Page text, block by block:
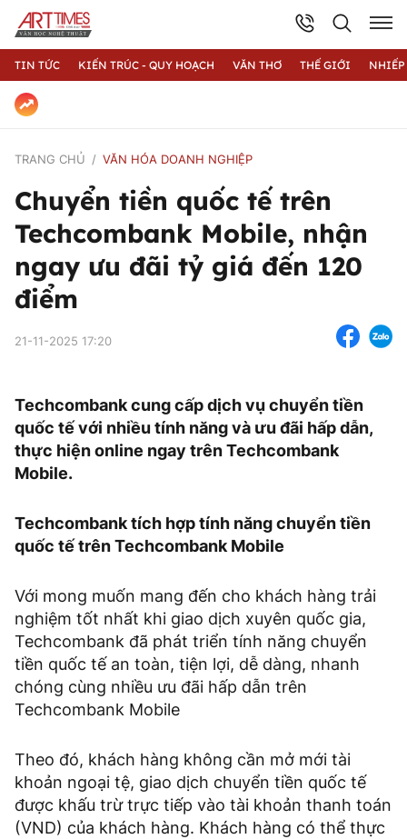
TIN TỨC KIẾN TRÚC - QUY HOẠCH VĂN THƠ THẾ GIỚI
TRANG CHỦ VĂN HÓA DOANH NGHIỆP
Chuyển tiền quốc tế trên
Techcombank Mobile, nhận
ngay ưu đãi tỷ giá đến 120
điểm
21-11-2025 17:20
Techcombank cung cấp dịch vụ chuyển tiền
quốc tế với nhiều tính năng và ưu đãi hấp dẫn,
thực hiện online ngay trên Techcombank
Mobile.
Techcombank tích hợp tính năng chuyển tiền
quốc tế trên Techcombank Mobile
Với mong muốn mang đến cho khách hàng trải
nghiệm tốt nhất khi giao dịch xuyên quốc gia,
Techcombank đã phát triển tính năng chuyển
tiền quốc tế an toàn, tiện lợi, dễ dàng, nhanh
chóng cùng nhiều ưu đãi hấp dẫn trên
Techcombank Mobile
Theo đó, khách hàng không cần mở mới tài
khoản ngoại tệ, giao dịch chuyển tiền quốc tế
được khấu trừ trực tiếp vào tài khoản thanh toán
(VND) của khách hàng. Khách hàng có thể thực